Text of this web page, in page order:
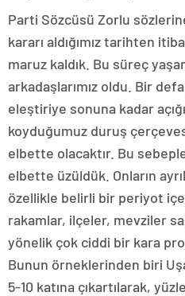
Parti Sözcüsü Zorlu
kararı aldığımız tarihten
maruz kaldık. Bu süreç
arkadaşlarımız oldu. Bir
eleştiriye sonuna kadar
koyduğumuz duruş
elbette olacaktır. Bu
elbette üzüldük. Onların
özellikle belirli bir periyot
rakamlar, ilçeler, mevziler
yönelik çok ciddi bir kara
Bunun örneklerinden biri
5-10 katına çıkartılarak,